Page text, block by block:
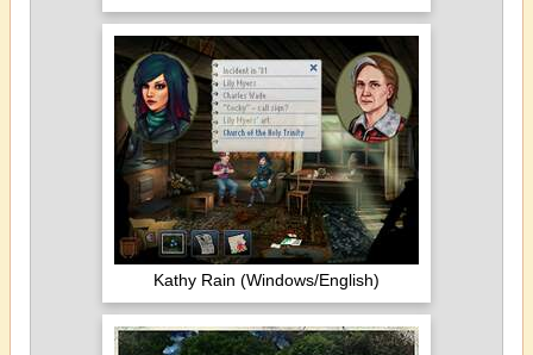
Kathy Rain (Windows/English)